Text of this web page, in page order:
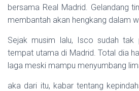
bersama Real Madrid. Gelandang
membantah akan hengkang dalam
Sejak musim lalu, Isco sudah tak
tempat utama di Madrid. Total dia
laga meski mampu menyumbang
aka dari itu, kabar tentang